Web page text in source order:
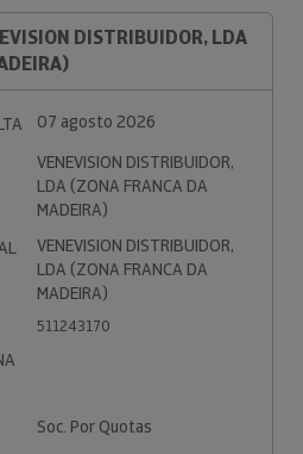
DISTRIBUIDOR, LDA
07 agosto 2026
VENEVISION DISTRIBUIDOR,
LDA (ZONA FRANCA DA
MADEIRA)
VENEVISION DISTRIBUIDOR,
LDA (ZONA FRANCA DA
MADEIRA)
511243170
Soc. Por Quotas